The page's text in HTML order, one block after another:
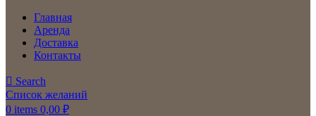
Главная
Аренда
Доставка
Контакты
Search
Список желаний
0 items 0,00 ₽